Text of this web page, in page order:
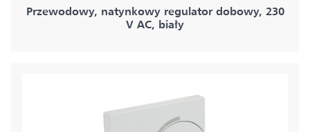
Przewodowy, natynkowy regulator dobowy, 230
V AC, biały